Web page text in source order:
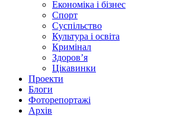
Економіка і бізнес
Спорт
Суспільство
Культура і освіта
Кримінал
Здоров’я
Цікавинки
Проекти
Блоги
Фоторепортажі
Архів